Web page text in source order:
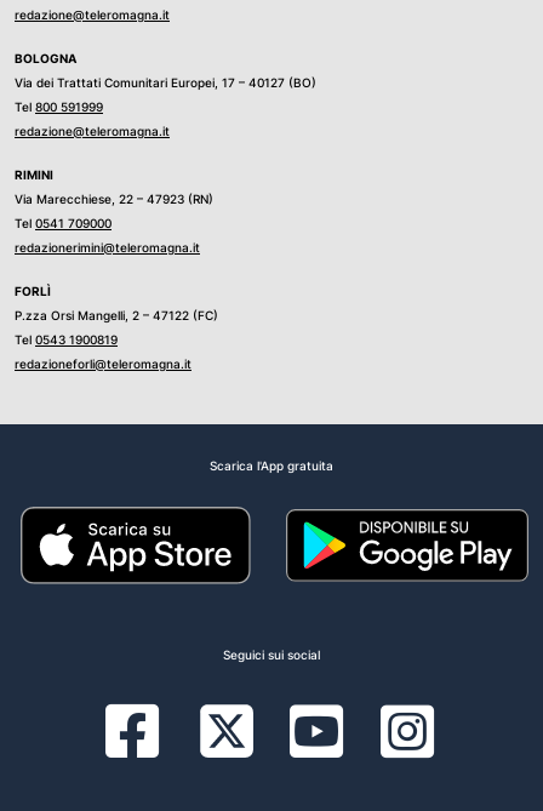
redazione@teleromagna.it
BOLOGNA
Via dei Trattati Comunitari Europei, 17 – 40127 (BO)
Tel 800 591999
redazione@teleromagna.it
RIMINI
Via Marecchiese, 22 – 47923 (RN)
Tel 0541 709000
redazionerimini@teleromagna.it
FORLÌ
P.zza Orsi Mangelli, 2 – 47122 (FC)
Tel 0543 1900819
redazioneforli@teleromagna.it
Scarica l'App gratuita
Seguici sui social